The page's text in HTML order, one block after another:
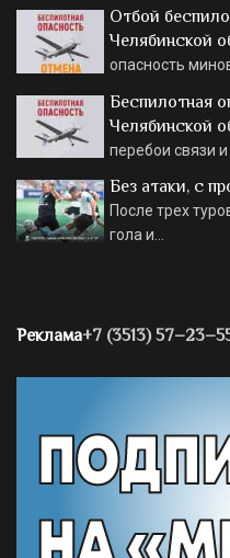
Отбой
Челябинской
опасность
Беспилотная
Челябинской
перебои связи
Без атаки, с
После трех
гола и…
Реклама+7 (3513)